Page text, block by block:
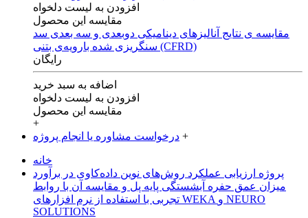
افزودن به لیست دلخواه
مقایسه این محصول
مقایسه ی‌ نتایج آنالیزهای‌ دینامیکی‌ دوبعدی‌ و‌ سه بعدی‌ سد
سنگریزی‌ شده با‌رویه‌ی‌ بتنی‌ (CFRD)
رایگان
اضافه به سبد خرید
افزودن به لیست دلخواه
مقایسه این محصول
+
درخواست مشاوره یا انجام پروژه +
خانه
پروژه ارزیابی عملکرد روش‌های نوین داده‌کاوی در برآورد
میزان عمق حفره آبشستگی پایه پل و مقایسه آن با روابط
تجربی با استفاده از نرم افزارهای WEKA و NEURO
SOLUTIONS